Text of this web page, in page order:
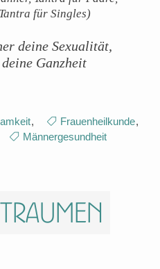
für Singles)
deine Sexualität,
Ganzheit
, Frauenheilkunde,
Männergesundheit